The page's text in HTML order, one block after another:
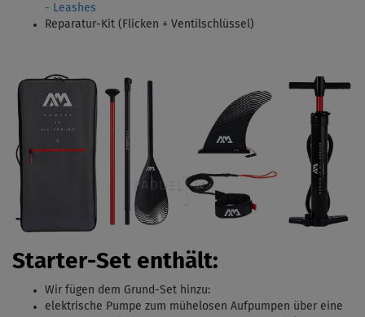
- Leashes
Reparatur-Kit (Flicken + Ventilschlüssel)
Starter-Set enthält:
Wir fügen dem Grund-Set hinzu:
elektrische Pumpe zum mühelosen Aufpumpen über eine